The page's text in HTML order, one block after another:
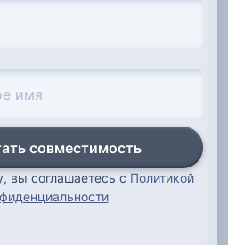
совместимость
вы соглашаетесь с Политикой